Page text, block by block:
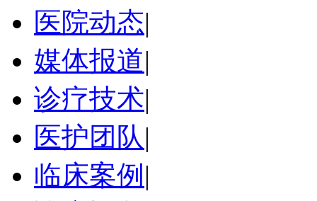
医院动态|
媒体报道|
诊疗技术|
医护团队|
临床案例 |